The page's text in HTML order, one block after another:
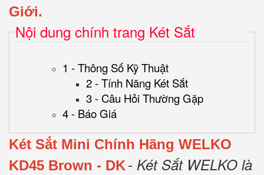
Giới.
Nội dung chính trang Két Sắt
1 - Thông Số Kỹ Thuật
2 - Tính Năng Két Sắt
3 - Câu Hỏi Thường Gặp
4 - Báo Giá
Két Sắt Mini Chính Hãng WELKO
KD45 Brown - DK- Két Sắt WELKO là